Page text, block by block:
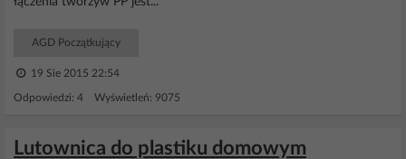
AGD Początkujący
19 Sie 2015 22:54
Odpowiedzi: 4 Wyświetleń: 9075
Lutownica do plastiku domowym